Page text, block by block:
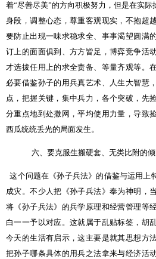
着“尽善尽美”的方向积极努力，但是在实
身段，调整心态，尊重客观现实，不抱超
要防止出现一味求稳求全、事事渴望圆满
订上的面面俱到、方方皆足，博弈竞争活
才选拔任用上的求全责备、等量齐观等。
必要借鉴孙子的用兵真艺术、人生大智慧
点，把握关键，集中兵力，各个突破，先
分重点地到处撒网，平均使用力量，导致
西瓜统统丢光的局面发生。
六、要克服生搬硬套、无类比附的倾
这个问题在《孙子兵法》的借鉴与运用上
成灾。不少人把《孙子兵法》奉为神明，
将《孙子兵法》的兵学原理和经营管理等
白一一予以对应。这就属于乱贴标签，胡
今天的生活有启示，这主要是就其思想方
把孙子哪条具体的用兵之法拿来与经济活